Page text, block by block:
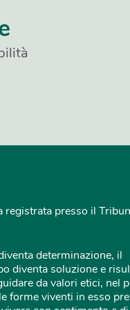
registrata presso il
determinazione, il
diventa soluzione e
da valori etici, nel
forme viventi in esso